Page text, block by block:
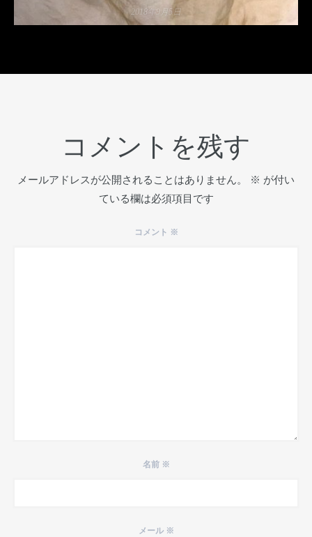
2018年9月5日
コメントを残す
メールアドレスが公開されることはありません。 ※ が付い
ている欄は必須項目です
コメント ※
名前 ※
メール ※